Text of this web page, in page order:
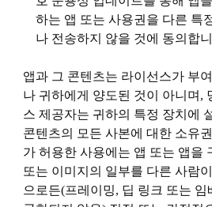
하는 앱 또는 사용권을 다른 특
나 전송하지 않을 것에 동의합
앱과 그 콘텐츠는 라이선스가 부
나 귀하에게 양도된 것이 아니며,
스 제공자는 귀하의 특정 장치에
콘텐츠의 모든 사본에 대한 소유
가 허용한 사용에는 앱 또는 앱을
또는 이미지의 일부를 다른 사람
으로든(프레이밍, 딥 링크 또는 임